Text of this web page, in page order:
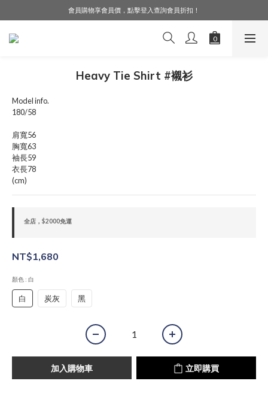
LINE好友募集中，加入就送購物金$50！
會員購物享會員價，點擊登入查詢會員折扣！
LINE好友募集中，加入就送購物金$50！
Heavy Tie Shirt #襯衫
Model info.
180/58
肩寬56
胸寬63
袖長59
衣長78
(cm)
全店，$2000免運
NT$1,680
顏色 : 白
白 炭灰 黑
加入購物車 立即購買